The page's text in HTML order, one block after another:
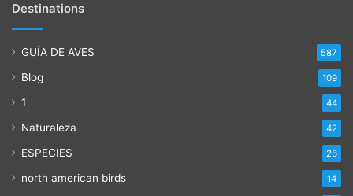
Destinations
GUÍA DE AVES 587
Blog 109
1 44
Naturaleza 42
ESPECIES 26
north american birds 14